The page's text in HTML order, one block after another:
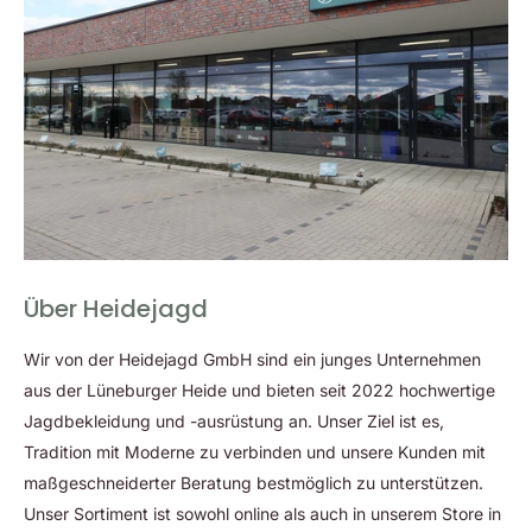
wechselbaren Bildmodi bieten ein naturnahes Seherlebnis und
hervorragende Detailwiedergabe unter verschiedenen
Beobachtungsbedingungen. Die fünf Farbmodi sind
anpassbar, um Ihren individuellen Vorlieben gerecht zu
werden. Die erstklassigen Wärmebild Handgeräte aus dem
Hause LIEMKE begeistern durch ihre erstklassige
Verarbeitung. Obwohl sie mit ähnlichen Funktionen und
Eigenschaften ausgestattet sind, variieren sie in Aspekten wie
Entscheidung für ein universell einsetzbares Modell oder ein
spezifischen Anforderungen und Bedingungen Ihres
Einsatzgebiets ab.
Einfache Bedienung des Liemke Keiler
25.1
Über Heidejagd
Wir von der Heidejagd GmbH sind ein junges Unternehmen
aus der Lüneburger Heide und bieten seit 2022 hochwertige
Jagdbekleidung und -ausrüstung an. Unser Ziel ist es,
Tradition mit Moderne zu verbinden und unsere Kunden mit
maßgeschneiderter Beratung bestmöglich zu unterstützen.
Unser Sortiment ist sowohl online als auch in unserem Store in